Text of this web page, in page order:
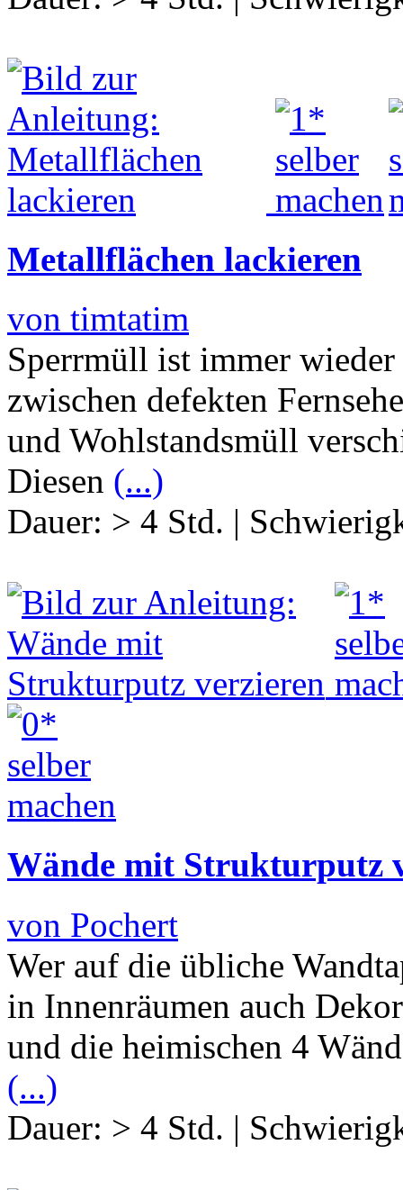
Metallflächen lackieren
von timtatim
Sperrmüll ist immer
zwischen defekten
und Wohlstandsmüll
Diesen (...)
Dauer: > 4 Std. |
Wände mit Strukturputz
von Pochert
Wer auf die übliche
in Innenräumen auch
und die heimischen 4
(...)
Dauer: > 4 Std. |